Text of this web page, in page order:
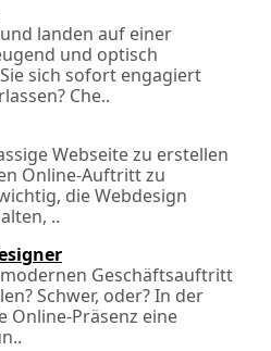
landen auf einer
und optisch
sich sofort engagiert
Che..
Webseite zu erstellen
Online-Auftritt zu
die Webdesign
..
Geschäftsauftritt
Schwer, oder? In der
Online-Präsenz eine